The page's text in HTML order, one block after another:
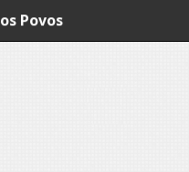
Povos